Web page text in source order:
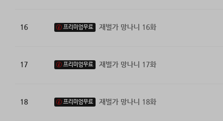
16 프리미엄무료 재벌가 망나니 16화
17 프리미엄무료 재벌가 망나니 17화
18 프리미엄무료 재벌가 망나니 18화